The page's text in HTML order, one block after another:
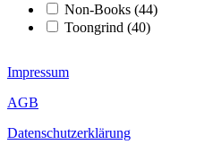
Non-Books (44)
Toongrind (40)
Impressum
AGB
Datenschutzerklärung